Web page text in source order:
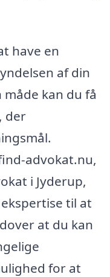
have en
af din
kan du få
der
advokat.nu,
i Jyderup,
til at
at du kan
for at